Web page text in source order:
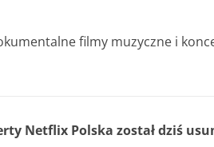
filmy muzyczne i
Netflix Polska został dziś